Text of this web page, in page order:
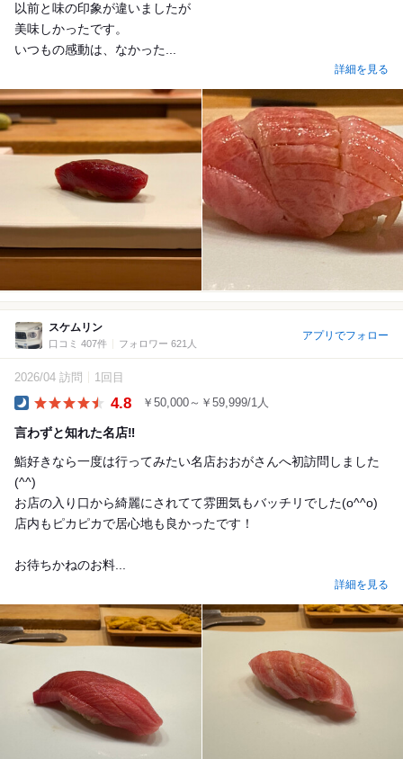
以前と味の印象が違いましたが
美味しかったです。
いつもの感動は、なかった...
詳細を見る
スケムリン
口コミ 407件 フォロワー 621人
アプリでフォロー
2026/04 訪問 1回目
4.8 ￥50,000～￥59,999/1人
言わずと知れた名店‼️
鮨好きなら一度は行ってみたい名店おおがさんへ初訪問しました
(^^)
お店の入り口から綺麗にされてて雰囲気もバッチリでした(o^^o)
店内もピカピカで居心地も良かったです！
お待ちかねのお料...
詳細を見る